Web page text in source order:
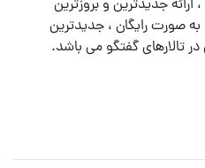
جدیدترین و بروزترین
به صورت رایگان ، جدیدترین
تالارهای گفتگو می باشد.